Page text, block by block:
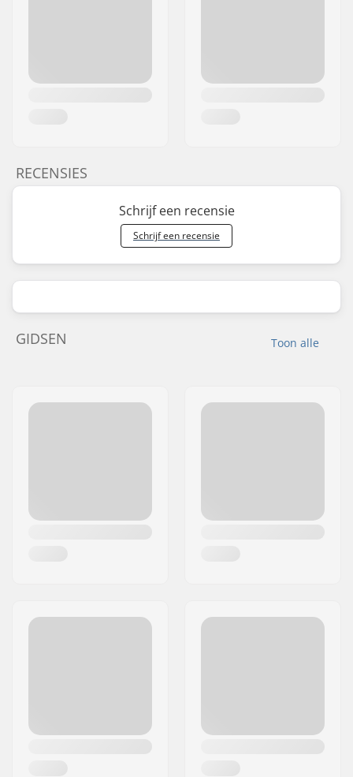
RECENSIES
Schrijf een recensie
Schrijf een recensie
Toon alle
GIDSEN